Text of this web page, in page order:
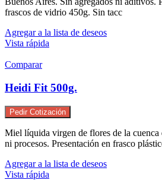
frascos de vidrio 450g. Sin tacc
Agregar a la lista de deseos
Vista rápida
Comparar
Heidi Fit 500g.
Pedir Cotización
Miel líquida virgen de flores de la cuenca
ni procesos. Presentación en frasco
Agregar a la lista de deseos
Vista rápida